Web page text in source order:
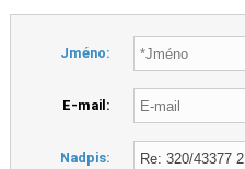
Jméno:
E-mail:
Nadpis: